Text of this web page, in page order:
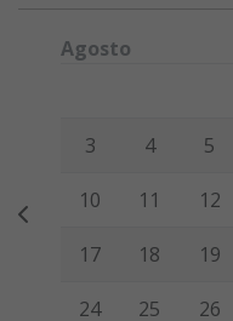
Agosto
3 4 5
10 11 12
17 18 19
24 25 26